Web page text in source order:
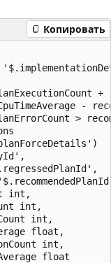
Копировать
+
-
>
int,
int,
int,
float,
int,
float